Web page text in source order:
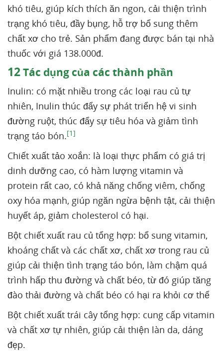
khó tiêu, giúp kích thích ăn ngon, cải thiện trình
trạng khó tiêu, đầy bụng, hỗ trợ bổ sung thêm
chất xơ cho trẻ. Sản phẩm đang được bán tại nhà
thuốc với giá 138.000đ.
12Tác dụng của các thành phần
Inulin: có mặt nhiều trong các loại rau củ tự
nhiên, Inulin thúc đẩy sự phát triển hệ vi sinh
đường ruột, thúc đẩy sự tiêu hóa và giảm tình
trạng táo bón.[1]
Chiết xuất tảo xoắn: là loại thực phẩm có giá trị
dinh dưỡng cao, có hàm lượng vitamin và
protein rất cao, có khả năng chống viêm, chống
oxy hóa mạnh, giúp ngăn ngừa bệnh tật, cải thiện
huyết áp, giảm cholesterol có hại.
Bột chiết xuất rau củ tổng hợp: bổ sung vitamin,
khoáng chất và các chất xơ, chất xơ trong rau củ
giúp cải thiện tình trạng táo bón, làm chậm quá
trình hấp thu đường và chất béo, từ đó giúp tăng
đào thải đường và chất béo có hại ra khỏi cơ thể
Bột chiết xuất trái cây tổng hợp: cung cấp vitamin
và chất xơ tự nhiên, giúp cải thiện làn da, dáng
đẹp.